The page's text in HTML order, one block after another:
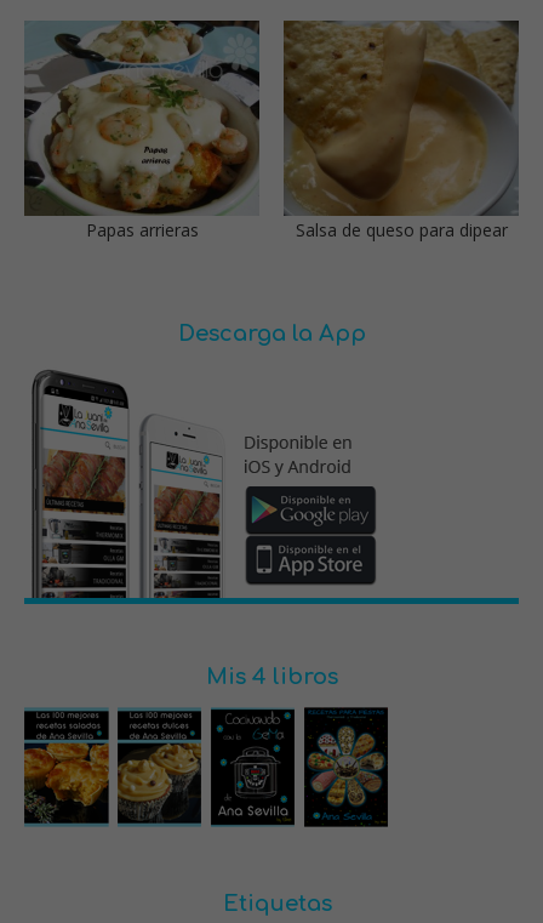
Papas arrieras Salsa de queso para dipear
Descarga la App
Mis 4 libros
Etiquetas